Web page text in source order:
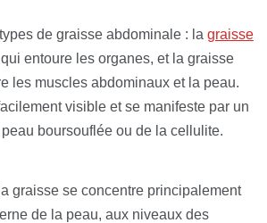
de graisse abdominale : la graisse
entoure les organes, et la graisse
les muscles abdominaux et la peau.
visible et se manifeste par un
boursouflée ou de la cellulite.
graisse se concentre principalement
de la peau, aux niveaux des